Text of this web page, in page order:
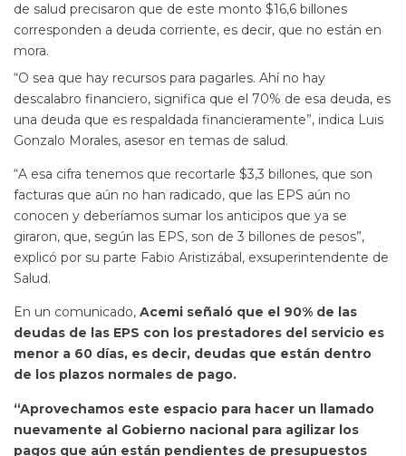
de salud precisaron que de este monto $16,6 billones
corresponden a deuda corriente, es decir, que no están en
mora.
“O sea que hay recursos para pagarles. Ahí no hay
descalabro financiero, significa que el 70% de esa deuda, es
una deuda que es respaldada financieramente”, indica Luis
Gonzalo Morales, asesor en temas de salud.
“A esa cifra tenemos que recortarle $3,3 billones, que son
facturas que aún no han radicado, que las EPS aún no
conocen y deberíamos sumar los anticipos que ya se
giraron, que, según las EPS, son de 3 billones de pesos”,
explicó por su parte Fabio Aristizábal, exsuperintendente de
Salud.
En un comunicado, Acemi señaló que el 90% de las
deudas de las EPS con los prestadores del servicio es
menor a 60 días, es decir, deudas que están dentro
de los plazos normales de pago.
“Aprovechamos este espacio para hacer un llamado
nuevamente al Gobierno nacional para agilizar los
pagos que aún están pendientes de presupuestos